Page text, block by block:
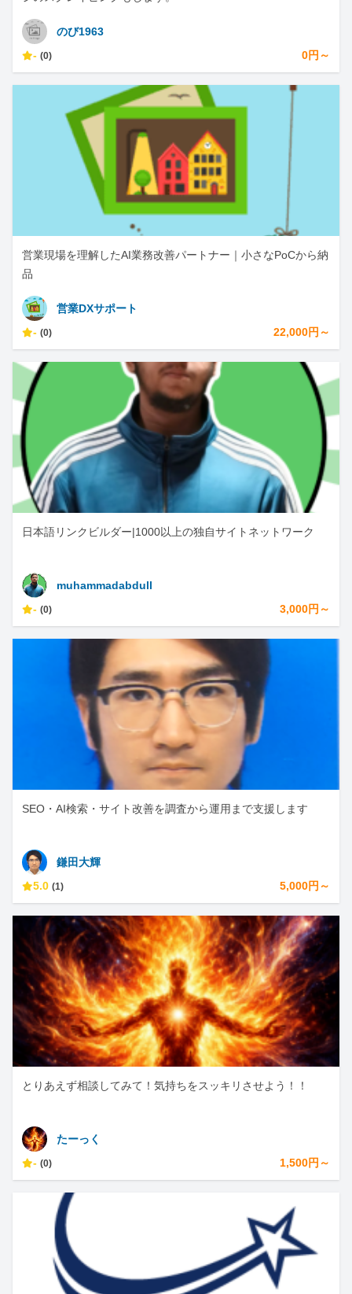
のび1963
- (0) 0円～
営業現場を理解したAI業務改善パートナー｜小さなPoCから納
品
営業DXサポート
- (0) 22,000円～
日本語リンクビルダー|1000以上の独自サイトネットワーク
muhammadabdull
- (0) 3,000円～
SEO・AI検索・サイト改善を調査から運用まで支援します
鎌田大輝
5.0 (1) 5,000円～
とりあえず相談してみて！気持ちをスッキリさせよう！！
たーっく
- (0) 1,500円～